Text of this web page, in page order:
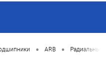
• ARB • Радиальные